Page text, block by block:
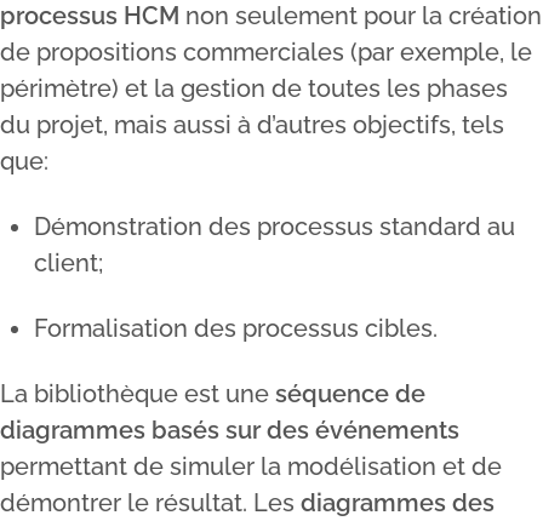
processus HCM non seulement pour la création
de propositions commerciales (par exemple, le
périmètre) et la gestion de toutes les phases
du projet, mais aussi à d’autres objectifs, tels
que:
Démonstration des processus standard au
client;
Formalisation des processus cibles.
La bibliothèque est une séquence de
diagrammes basés sur des événements
permettant de simuler la modélisation et de
démontrer le résultat. Les diagrammes des